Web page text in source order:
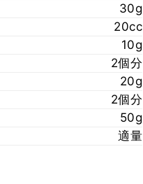
30g
20cc
10g
2個分
20g
2個分
50g
適量